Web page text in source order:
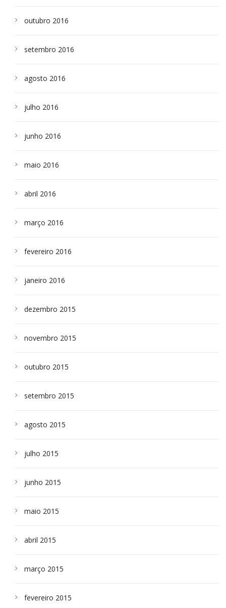
outubro 2016
setembro 2016
agosto 2016
julho 2016
junho 2016
maio 2016
abril 2016
março 2016
fevereiro 2016
janeiro 2016
dezembro 2015
novembro 2015
outubro 2015
setembro 2015
agosto 2015
julho 2015
junho 2015
maio 2015
abril 2015
março 2015
fevereiro 2015